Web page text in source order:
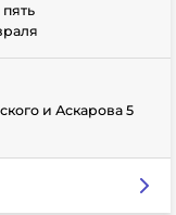
и Аскарова 5